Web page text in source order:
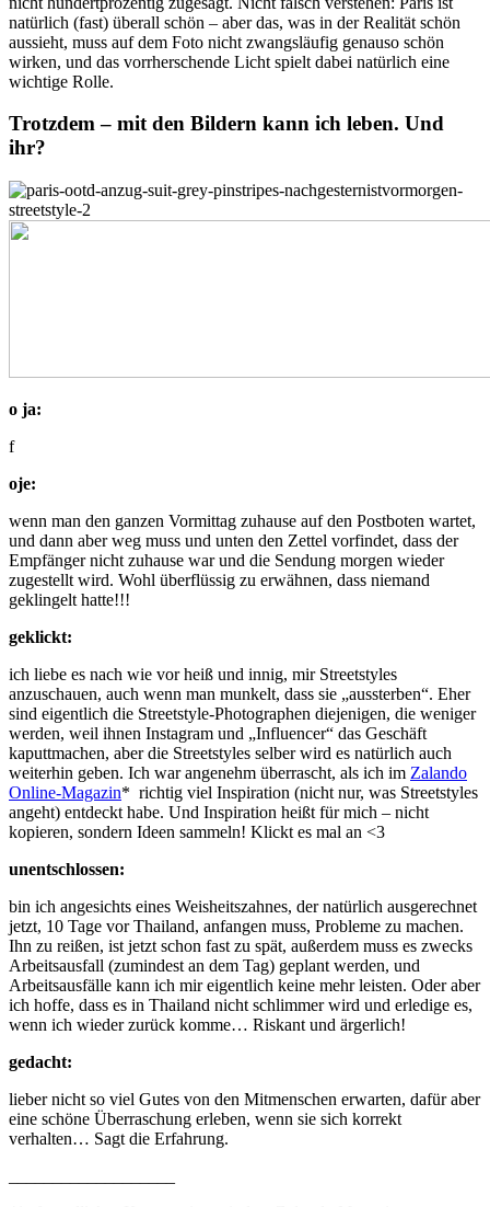
natürlich (fast) überall schön – aber das, was in der Realität schön
aussieht, muss auf dem Foto nicht zwangsläufig genauso schön
wirken, und das vorrherschende Licht spielt dabei natürlich eine
wichtige Rolle.
Trotzdem – mit den Bildern kann ich leben. Und
ihr?
o ja:
f
oje:
wenn man den ganzen Vormittag zuhause auf den Postboten wartet,
und dann aber weg muss und unten den Zettel vorfindet, dass der
Empfänger nicht zuhause war und die Sendung morgen wieder
zugestellt wird. Wohl überflüssig zu erwähnen, dass niemand
geklingelt hatte!!!
geklickt:
ich liebe es nach wie vor heiß und innig, mir Streetstyles
anzuschauen, auch wenn man munkelt, dass sie „aussterben“. Eher
sind eigentlich die Streetstyle-Photographen diejenigen, die weniger
werden, weil ihnen Instagram und „Influencer“ das Geschäft
kaputtmachen, aber die Streetstyles selber wird es natürlich auch
weiterhin geben. Ich war angenehm überrascht, als ich im Zalando
Online-Magazin* richtig viel Inspiration (nicht nur, was Streetstyles
angeht) entdeckt habe. Und Inspiration heißt für mich – nicht
kopieren, sondern Ideen sammeln! Klickt es mal an <3
unentschlossen:
bin ich angesichts eines Weisheitszahnes, der natürlich ausgerechnet
jetzt, 10 Tage vor Thailand, anfangen muss, Probleme zu machen.
Ihn zu reißen, ist jetzt schon fast zu spät, außerdem muss es zwecks
Arbeitsausfall (zumindest an dem Tag) geplant werden, und
Arbeitsausfälle kann ich mir eigentlich keine mehr leisten. Oder aber
ich hoffe, dass es in Thailand nicht schlimmer wird und erledige es,
wenn ich wieder zurück komme… Riskant und ärgerlich!
gedacht:
lieber nicht so viel Gutes von den Mitmenschen erwarten, dafür aber
eine schöne Überraschung erleben, wenn sie sich korrekt
verhalten… Sagt die Erfahrung.